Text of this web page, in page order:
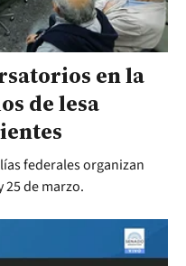
en la
de lesa
federales organizan
25 de marzo.